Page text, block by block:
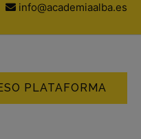
info@academiaalba.es
PLATAFORMA